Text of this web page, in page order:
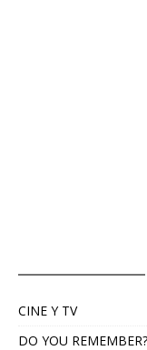
CINE Y TV
DO YOU REMEMBER?